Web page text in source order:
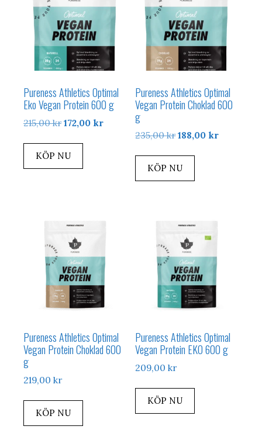
Pureness Athletics Optimal
Eko Vegan Protein 600 g
215,00kr Det
var:
172,00 krDet
nuvarande
KÖP NU
Pureness Athletics Optimal
Vegan Protein Choklad 600
g
235,00krDet
var:
188,00 krDet
KÖP NU
Pureness Athletics Optimal
Vegan Protein Choklad 600
g
219,00 kr
KÖP NU
Pureness Athletics Optimal
Vegan Protein EKO 600 g
209,00kr
KÖP NU